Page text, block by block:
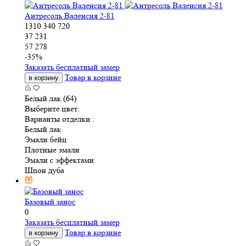
Антресоль Валенсия 2-81
1310 340 720
37 231
57 278
-35%
Заказать бесплатный замер
в корзину Товар в корзине
Белый лак (64)
Выберите цвет:
Варианты отделки :
Белый лак
Эмали бейц
Плотные эмали
Эмали с эффектами
Шпон дуба
Базовый занос
0
Заказать бесплатный замер
в корзину Товар в корзине